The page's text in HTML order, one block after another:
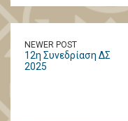
NEWER POST
12η Συνεδρίαση ΔΣ
2025